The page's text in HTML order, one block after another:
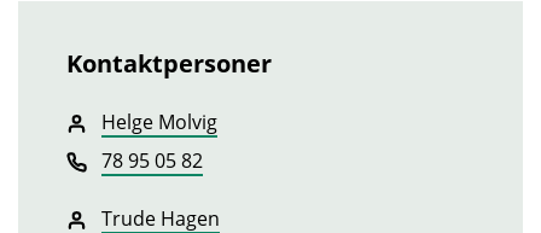
Kontaktpersoner
Helge Molvig
78 95 05 82
Trude Hagen